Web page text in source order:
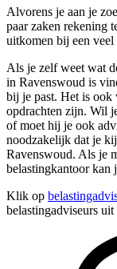
Alvorens je aan je
paar zaken rekening
uitkomen bij een veel
Als je zelf weet wat
in Ravenswoud is
bij je past. Het is ook
opdrachten zijn. Wil
of moet hij je ook
noodzakelijk dat je
Ravenswoud. Als je
belastingkantoor kan
Klik op
belastingadviseurs